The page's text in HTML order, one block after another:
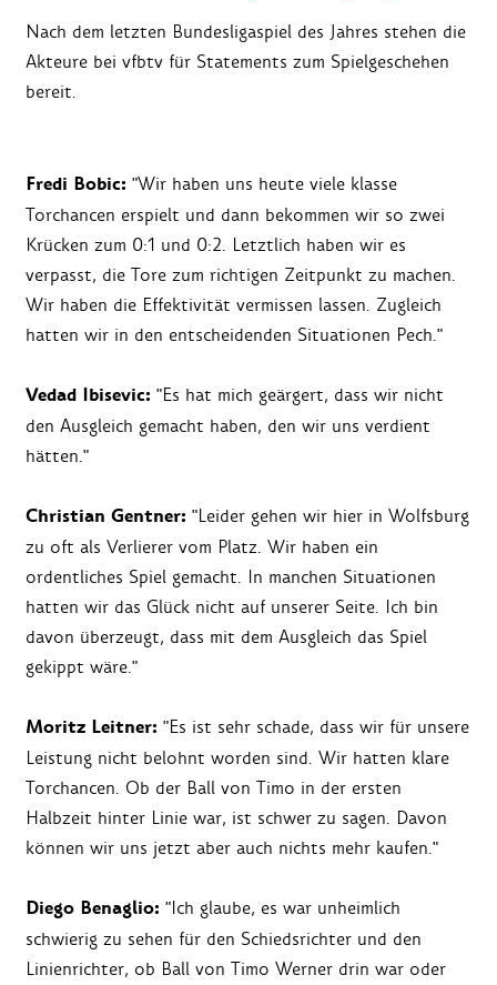
Nach dem letzten Bundesligaspiel des Jahres stehen die
Akteure bei vfbtv für Statements zum Spielgeschehen
bereit.
Fredi Bobic: "Wir haben uns heute viele klasse
Torchancen erspielt und dann bekommen wir so zwei
Krücken zum 0:1 und 0:2. Letztlich haben wir es
verpasst, die Tore zum richtigen Zeitpunkt zu machen.
Wir haben die Effektivität vermissen lassen. Zugleich
hatten wir in den entscheidenden Situationen Pech."
Vedad Ibisevic: "Es hat mich geärgert, dass wir nicht
den Ausgleich gemacht haben, den wir uns verdient
hätten."
Christian Gentner: "Leider gehen wir hier in Wolfsburg
zu oft als Verlierer vom Platz. Wir haben ein
ordentliches Spiel gemacht. In manchen Situationen
hatten wir das Glück nicht auf unserer Seite. Ich bin
davon überzeugt, dass mit dem Ausgleich das Spiel
gekippt wäre."
Moritz Leitner: "Es ist sehr schade, dass wir für unsere
Leistung nicht belohnt worden sind. Wir hatten klare
Torchancen. Ob der Ball von Timo in der ersten
Halbzeit hinter Linie war, ist schwer zu sagen. Davon
können wir uns jetzt aber auch nichts mehr kaufen."
Diego Benaglio: "Ich glaube, es war unheimlich
schwierig zu sehen für den Schiedsrichter und den
Linienrichter, ob Ball von Timo Werner drin war oder